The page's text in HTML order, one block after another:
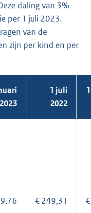
daling van 3%
per 1 juli 2023.
van de
zijn per kind en per
2023
1 juli
2022
€ 249,31